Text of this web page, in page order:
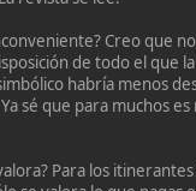
Creo que
de todo el que
habría menos
sé que para muchos
Para los